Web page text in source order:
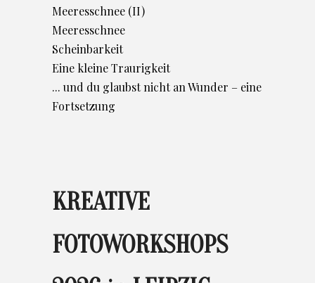
Meeresschnee (II)
Meeresschnee
Scheinbarkeit
Eine kleine Traurigkeit
... und du glaubst nicht an Wunder – eine
Fortsetzung
KREATIVE
FOTOWORKSHOPS